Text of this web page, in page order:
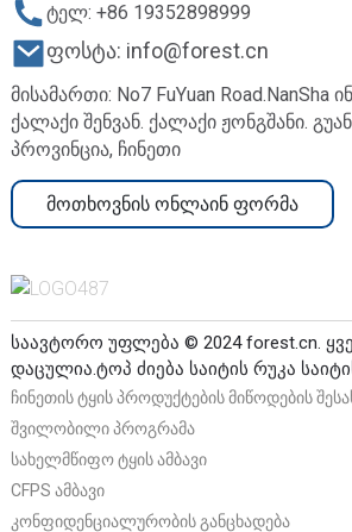
ტელ: +86 19352898999
ფოსტა: info@forest.cn
მისამართი: No7 FuYuan Road.NanSha
ქალაქი შენვან. ქალაქი ჟონგშანი.
პროვინცია, ჩინეთი
მოთხოვნის ონლაინ ფორმა
საავტორო უფლება © 2024 forest.cn.
დაცულია.ტოპ ძიება საიტის რუკა
ჩინეთის ტყის პროდუქტების მიწოდების
შვილობილი პროგრამა
სახელმწიფო ტყის ამბავი
CFPS ამბავი
კონფიდენციალურობის განცხადება